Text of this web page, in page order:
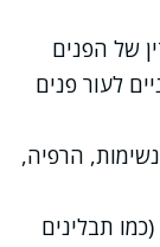
של הפנים
לעור פנים
הרפיה,
תבלינים